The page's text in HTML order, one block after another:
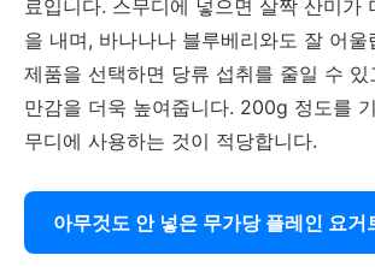
료입니다. 스무디에 넣으면 살짝 산미가
을 내며, 바나나나 블루베리와도 잘 어울
제품을 선택하면 당류 섭취를 줄일 수 있
만감을 더욱 높여줍니다. 200g 정도를
무디에 사용하는 것이 적당합니다.
아무것도 안 넣은 무가당 플레인 요거